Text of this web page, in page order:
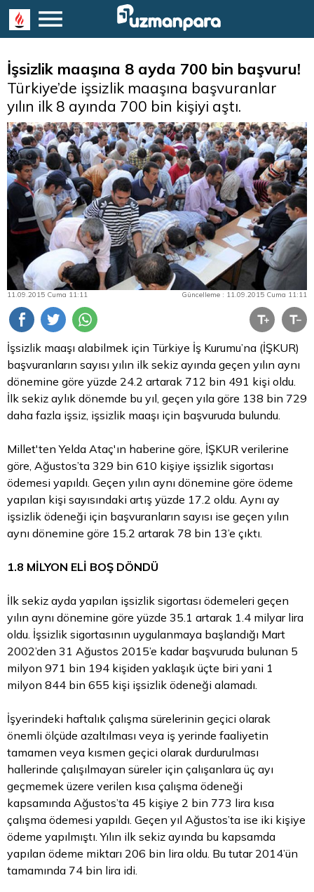
İşsizlik maaşına 8 ayda 700 bin başvuru!
Türkiye’de işsizlik maaşına başvuranlar
yılın ilk 8 ayında 700 bin kişiyi aştı.
11.09.2015 Cuma 11:11 Güncelleme : 11.09.2015 Cuma 11:11
İşsizlik maaşı alabilmek için Türkiye İş Kurumu’na (İŞKUR)
başvuranların sayısı yılın ilk sekiz ayında geçen yılın aynı
dönemine göre yüzde 24.2 artarak 712 bin 491 kişi oldu.
İlk sekiz aylık dönemde bu yıl, geçen yıla göre 138 bin 729
daha fazla işsiz, işsizlik maaşı için başvuruda bulundu.
Millet'ten Yelda Ataç'ın haberine göre, İŞKUR verilerine
göre, Ağustos’ta 329 bin 610 kişiye işsizlik sigortası
ödemesi yapıldı. Geçen yılın aynı dönemine göre ödeme
yapılan kişi sayısındaki artış yüzde 17.2 oldu. Aynı ay
işsizlik ödeneği için başvuranların sayısı ise geçen yılın
aynı dönemine göre 15.2 artarak 78 bin 13’e çıktı.
1.8 MİLYON ELİ BOŞ DÖNDÜ
İlk sekiz ayda yapılan işsizlik sigortası ödemeleri geçen
yılın aynı dönemine göre yüzde 35.1 artarak 1.4 milyar lira
oldu. İşsizlik sigortasının uygulanmaya başlandığı Mart
2002’den 31 Ağustos 2015’e kadar başvuruda bulunan 5
milyon 971 bin 194 kişiden yaklaşık üçte biri yani 1
milyon 844 bin 655 kişi işsizlik ödeneği alamadı.
İşyerindeki haftalık çalışma sürelerinin geçici olarak
önemli ölçüde azaltılması veya iş yerinde faaliyetin
tamamen veya kısmen geçici olarak durdurulması
hallerinde çalışılmayan süreler için çalışanlara üç ayı
geçmemek üzere verilen kısa çalışma ödeneği
kapsamında Ağustos’ta 45 kişiye 2 bin 773 lira kısa
çalışma ödemesi yapıldı. Geçen yıl Ağustos’ta ise iki kişiye
ödeme yapılmıştı. Yılın ilk sekiz ayında bu kapsamda
yapılan ödeme miktarı 206 bin lira oldu. Bu tutar 2014’ün
tamamında 74 bin lira idi.